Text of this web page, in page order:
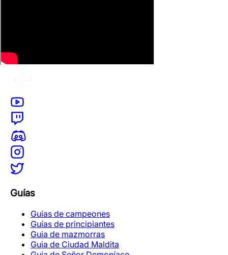
Guías
Guías de campeones
Guías de principiantes
Guia de mazmorras
Guia de Ciudad Maldita